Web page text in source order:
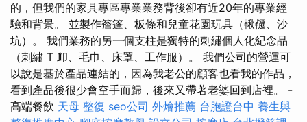
的，但我們的家具專區專業業務背後卻有近20年的專業經
驗和背景。 並製作簷篷、板條和兒童花園玩具（鞦韆、沙
坑）。 我們業務的另一個支柱是獨特的刺繡個人化紀念品
（刺繡 T 卹、毛巾、床罩、工作服）。 我們公司的營運可
以說是基於產品連結的，因為我老公的顧客也看我的作品，
看到產品後很少會空手而歸，後來又帶著老婆回到店裡。 -
高端餐飲 天母 整復 seo公司 外燴推薦 台胞證台中 養生與